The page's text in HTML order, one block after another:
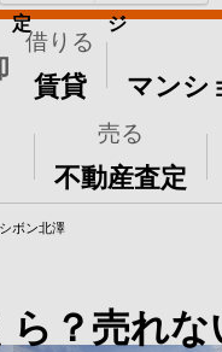
借りる
賃貸 マンシ
売る
不動産査定
定 ジ
ボン北澤
？売れ